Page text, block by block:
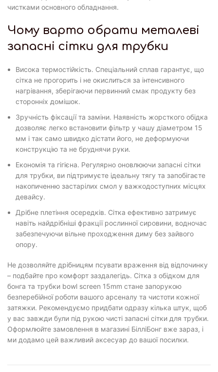
чистками основного обладнання.
Чому варто обрати металеві
запасні сітки для трубки
Висока термостійкість. Спеціальний сплав гарантує, що
сітка не прогорить і не окислиться за інтенсивного
нагрівання, зберігаючи первинний смак продукту без
сторонніх домішок.
Зручність фіксації та заміни. Наявність жорсткого обідка
дозволяє легко встановити фільтр у чашу діаметром 15
мм і так само швидко дістати його, не деформуючи
конструкцію та не бруднячи руки.
Економія та гігієна. Регулярно оновлюючи запасні сітки
для трубки, ви підтримуєте ідеальну тягу та запобігаєте
накопиченню застарілих смол у важкодоступних місцях
девайсу.
Дрібне плетіння осередків. Сітка ефективно затримує
навіть найдрібніші фракції рослинної сировини, водночас
забезпечуючи вільне проходження диму без зайвого
опору.
Не дозволяйте дрібницям псувати враження від відпочинку
– подбайте про комфорт заздалегідь. Сітка з обідком для
бонга та трубки bowl screen 15mm стане запорукою
безперебійної роботи вашого арсеналу та чистоти кожної
затяжки. Рекомендуємо придбати одразу кілька штук, щоб
у вас завжди були під рукою чисті запасні сітки для трубки.
Оформлюйте замовлення в магазині БілліБонг вже зараз, і
ми додамо цей важливий аксесуар до вашої посилки.